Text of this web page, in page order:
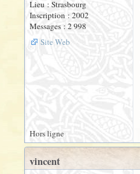
Lieu : Strasbourg
Inscription : 2002
Messages : 2 998
Site Web
Hors ligne
vincent